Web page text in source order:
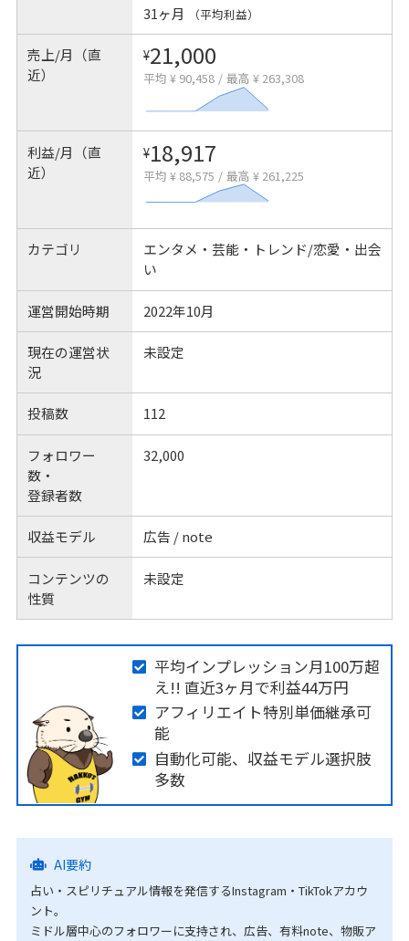
31ヶ月 （平均利益）
売上/月（直
近）
¥21,000
平均 ¥ 90,458 / 最高 ¥ 263,308
利益/月（直
近）
¥18,917
平均 ¥ 88,575 / 最高 ¥ 261,225
カテゴリ
エンタメ・芸能・トレンド/恋愛・出会
い
運営開始時期 2022年10月
現在の運営状
況
未設定
投稿数 112
フォロワー
数・
登録者数
32,000
収益モデル 広告 / note
コンテンツの
性質
未設定
平均インプレッション月100万超
え!! 直近3ヶ月で利益44万円
アフィリエイト特別単価継承可
能
自動化可能、収益モデル選択肢
多数
AI要約
占い・スピリチュアル情報を発信するInstagram・TikTokアカウ
ント。
ミドル層中心のフォロワーに支持され、広告、有料note、物販ア